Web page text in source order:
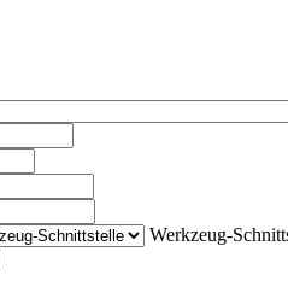
Werkzeug-